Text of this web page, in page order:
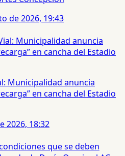
de 2026, 19:43
Municipalidad anuncia
en cancha del Estadio
2026, 18:32